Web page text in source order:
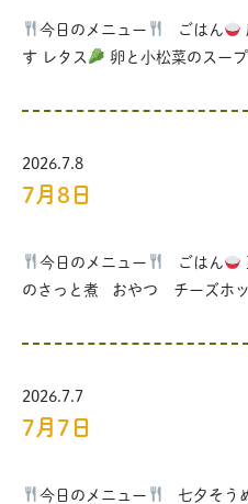
今日のメニュー ごはん
す レタス
卵と小松菜のス
2026.7.8
7月8日
今日のメニュー ごはん
のさっと煮 おやつ チーズ
2026.7.7
7月7日
今日のメニュー
七夕そう